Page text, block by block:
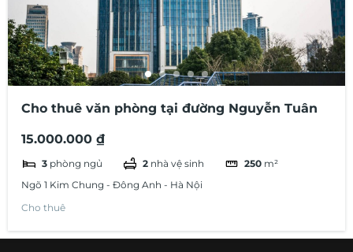
Cho thuê văn phòng tại đường Nguyễn Tuân
15.000.000 ₫
3 phòng ngủ 2 nhà vệ sinh 250 m²
Ngõ 1 Kim Chung - Đông Anh - Hà Nội
Cho thuê